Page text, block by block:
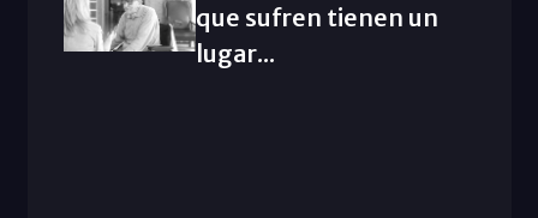
que sufren tienen un
lugar...